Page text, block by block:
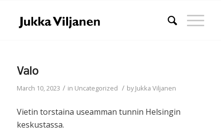
Valo
March 10, 2023 / in Uncategorized / byJukka Viljanen
Vietin torstaina useamman tunnin Helsingin
keskustassa.